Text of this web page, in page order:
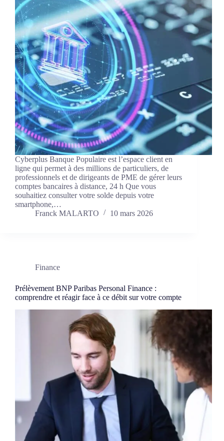
Cyberplus Banque Populaire est l’espace client en
ligne qui permet à des millions de particuliers, de
professionnels et de dirigeants de PME de gérer leurs
comptes bancaires à distance, 24 h Que vous
souhaitiez consulter votre solde depuis votre
smartphone,…
Franck MALARTO
10 mars 2026
Finance
Prélèvement BNP Paribas Personal Finance :
comprendre et réagir face à ce débit sur votre compte